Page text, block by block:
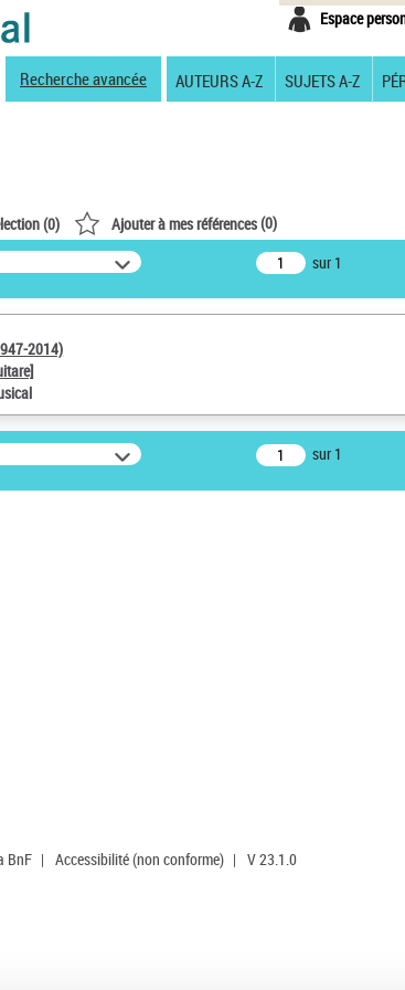
Espace
Recherche avancée AUTEURS A-Z SUJETS A-Z
(0) Ajouter à mes références(0)
sur 1
2014)
sur 1
BnF | Accessibilité (non conforme) | V 23.1.0